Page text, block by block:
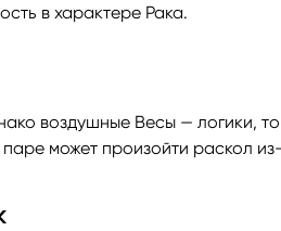
в характере Рака.
воздушные Весы — логики,
может произойти раскол